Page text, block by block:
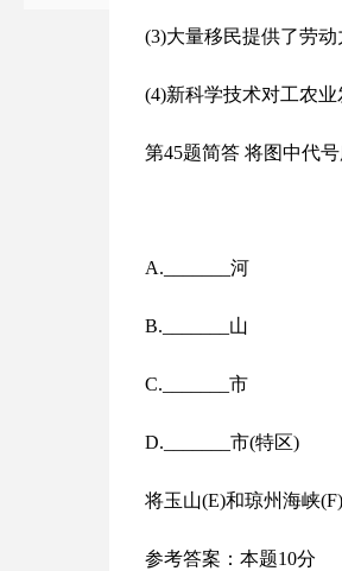
(3)大量移民提供了劳
(4)新科学技术对工农
第45题简答 将图中代
A._______河
B._______山
C._______市
D._______市(特区)
将玉山(E)和琼州海峡
参考答案：本题10分